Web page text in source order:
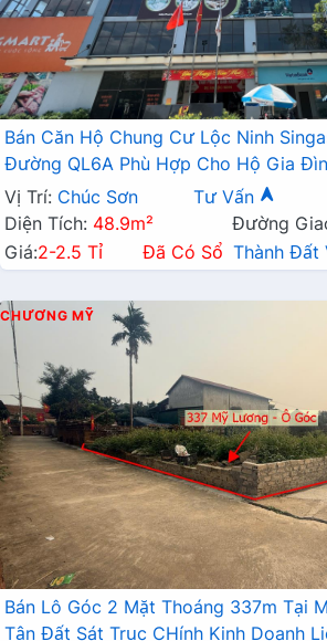
Bán Căn Hộ Chung Cư Lộc Ninh
Đường QL6A Phù Hợp Cho Hộ Gia
Vị Trí: Chúc Sơn Tư Vấn
Diện Tích: 48.9m²
Đường
Giá:2-2.5 Tỉ Đã Có Sổ Thành
CHƯƠNG MỸ
Bán Lô Góc 2 Mặt Thoáng 337m Tại
Tận Đất Sát Trục CHính Kinh Doanh